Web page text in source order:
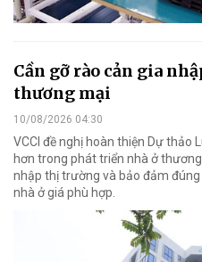
Cần gỡ rào cản gia
thương mại
10/08/2026 04:30
VCCI đề nghị hoàn thiện Dự thảo
hơn trong phát triển nhà ở
nhập thị trường và bảo đảm
nhà ở giá phù hợp.